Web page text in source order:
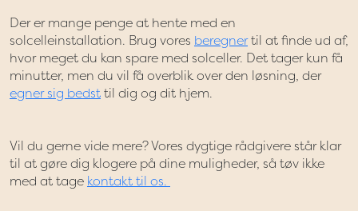
Der er mange penge at hente med en
solcelleinstallation. Brug vores beregnertil at finde ud af,
hvor meget du kan spare med solceller. Det tager kun få
minutter, men du vil få overblik over den løsning, der
egner sig bedst til dig og dit hjem.
Vil du gerne vide mere? Vores dygtige rådgivere står klar
til at gøre dig klogere på dine muligheder, så tøv ikke
med at tage kontakt til os.